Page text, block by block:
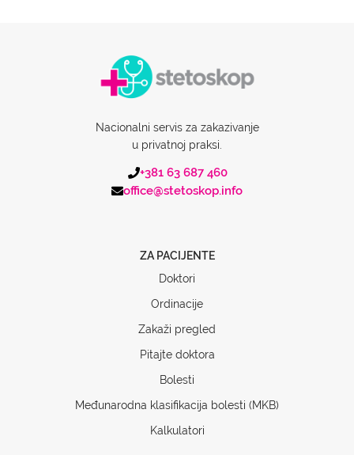
Nacionalni servis za zakazivanje
u privatnoj praksi.
+381 63 687 460
office@stetoskop.info
ZA PACIJENTE
Doktori
Ordinacije
Zakaži pregled
Pitajte doktora
Bolesti
Međunarodna klasifikacija bolesti (MKB)
Kalkulatori